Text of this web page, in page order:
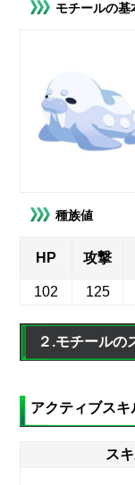
モチールの基
種族値
HP 攻撃
102 125
２.モチールの
アクティブスキ
ス